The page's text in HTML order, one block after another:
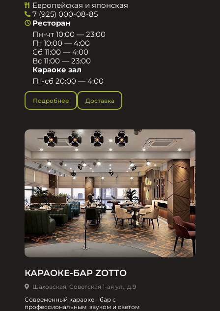
Европейская и японская
7 (925) 000-08-85
Ресторан
Пн-чт 10:00 — 23:00
Пт 10:00 — 4:00
Сб 11:00 — 4:00
Вс 11:00 — 23:00
Караоке зал
Пт-сб 20:00 — 4:00
Подробнее Доставка
КАРАОКЕ-БАР ZOTTO
Шаховская, Советская 1-ая ул., д.9
Современный караоке - бар с
профессиональным звуком и светом